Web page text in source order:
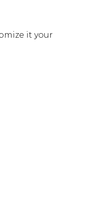
it your